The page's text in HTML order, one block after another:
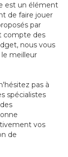
est un élément
de faire jouer
par
compte des
nous vous
meilleur
pas à
spécialistes
vos
de